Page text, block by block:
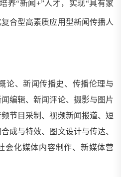
养“新闻 +”人才，实现“具有家
合型高素质应用型新闻传播人
论、新闻传播史、传播伦理与
编辑、新闻评论、摄影与图片
节目采制、视频新闻报道、短
成与特效、图文设计与传达、
会化媒体内容制作、新媒体营